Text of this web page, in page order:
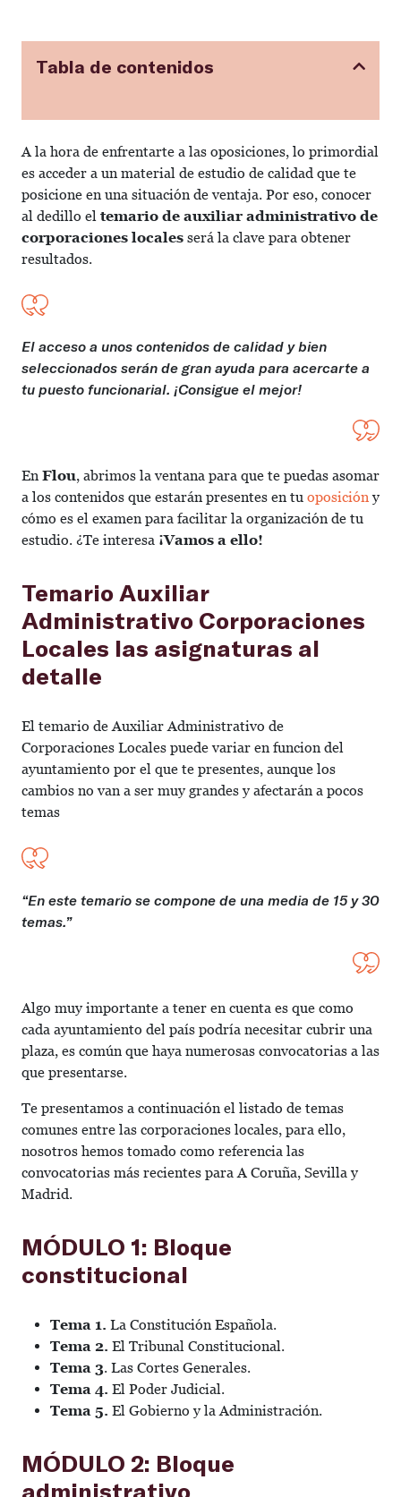
Tabla de contenidos
A la hora de enfrentarte a las oposiciones, lo primordial
es acceder a un material de estudio de calidad que te
posicione en una situación de ventaja. Por eso, conocer
al dedillo el temario de auxiliar administrativo de
corporaciones locales será la clave para obtener
resultados.
El acceso a unos contenidos de calidad y bien
seleccionados serán de gran ayuda para acercarte a
tu puesto funcionarial. ¡Consigue el mejor!
En Flou, abrimos la ventana para que te puedas asomar
a los contenidos que estarán presentes en tu oposicióny
cómo es el examen para facilitar la organización de tu
estudio. ¿Te interesa ¡Vamos a ello!
Temario Auxiliar
Administrativo Corporaciones
Locales las asignaturas al
detalle
El temario de Auxiliar Administrativo de
Corporaciones Locales puede variar en funcion del
ayuntamiento por el que te presentes, aunque los
cambios no van a ser muy grandes y afectarán a pocos
temas
“En este temario se compone de una media de 15 y 30
temas.”
Algo muy importante a tener en cuenta es que como
cada ayuntamiento del país podría necesitar cubrir una
plaza, es común que haya numerosas convocatorias a las
que presentarse.
Te presentamos a continuación el listado de temas
comunes entre las corporaciones locales, para ello,
nosotros hemos tomado como referencia las
convocatorias más recientes para A Coruña, Sevilla y
Madrid.
MÓDULO 1: Bloque
constitucional
Tema 1. La Constitución Española.
Tema 2. El Tribunal Constitucional.
Tema 3. Las Cortes Generales.
Tema 4. El Poder Judicial.
Tema 5. El Gobierno y la Administración.
MÓDULO 2: Bloque
administrativo